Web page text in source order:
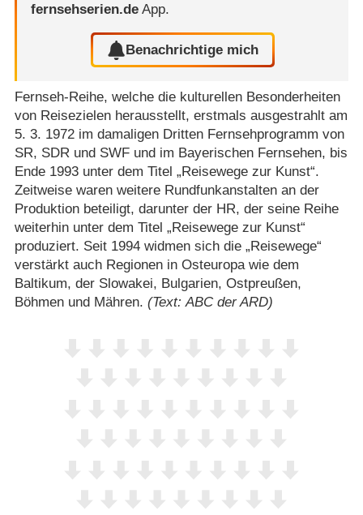
fernsehserien.deApp.
Benachrichtige mich
Fernseh-Reihe, welche die kulturellen Besonderheiten
von Reisezielen herausstellt, erstmals ausgestrahlt am
5. 3. 1972 im damaligen Dritten Fernsehprogramm von
SR, SDR und SWF und im Bayerischen Fernsehen, bis
Ende 1993 unter dem Titel „Reisewege zur Kunst“.
Zeitweise waren weitere Rundfunkanstalten an der
Produktion beteiligt, darunter der HR, der seine Reihe
weiterhin unter dem Titel „Reisewege zur Kunst“
produziert. Seit 1994 widmen sich die „Reisewege“
verstärkt auch Regionen in Osteuropa wie dem
Baltikum, der Slowakei, Bulgarien, Ostpreußen,
Böhmen und Mähren. (Text: ABC der ARD)